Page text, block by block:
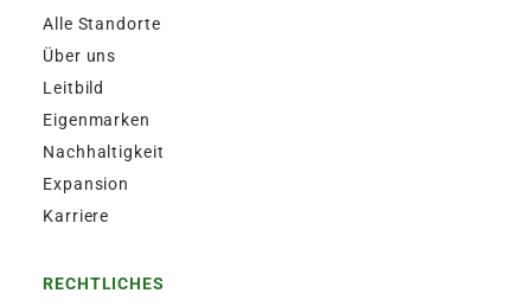
Alle Standorte
Über uns
Leitbild
Eigenmarken
Nachhaltigkeit
Expansion
Karriere
RECHTLICHES